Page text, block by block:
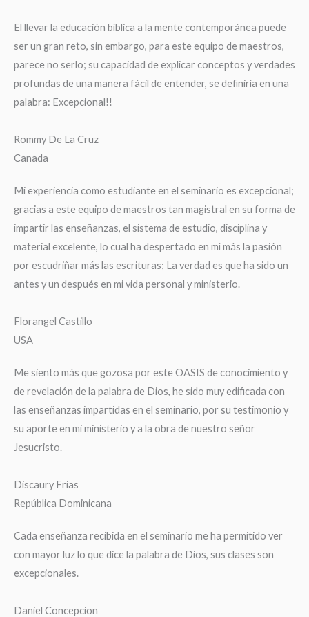
El llevar la educación bíblica a la mente contemporánea puede
ser un gran reto, sin embargo, para este equipo de maestros,
parece no serlo; su capacidad de explicar conceptos y verdades
profundas de una manera fácil de entender, se definiría en una
palabra: Excepcional!!
Rommy De La Cruz
Canada
Mi experiencia como estudiante en el seminario es excepcional;
gracias a este equipo de maestros tan magistral en su forma de
impartir las enseñanzas, el sistema de estudio, disciplina y
material excelente, lo cual ha despertado en mí más la pasión
por escudriñar más las escrituras; La verdad es que ha sido un
antes y un después en mi vida personal y ministerio.
Florangel Castillo
USA
Me siento más que gozosa por este OASIS de conocimiento y
de revelación de la palabra de Dios, he sido muy edificada con
las enseñanzas impartidas en el seminario, por su testimonio y
su aporte en mi ministerio y a la obra de nuestro señor
Jesucristo.
Discaury Frias
República Dominicana
Cada enseñanza recibida en el seminario me ha permitido ver
con mayor luz lo que dice la palabra de Dios, sus clases son
excepcionales.
Daniel Concepcion